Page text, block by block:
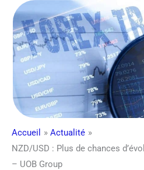
Accueil
Actualité
NZD/USD : Plus de chances
– UOB Group